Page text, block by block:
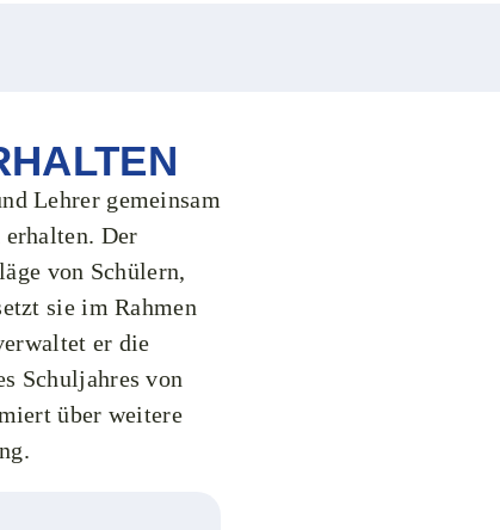
Lehrer gemeinsam
erhalten. Der
von Schülern,
sie im Rahmen
er die
Schuljahres von
über weitere